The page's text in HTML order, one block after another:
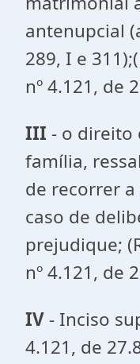
antenupcial
289, I e
nº 4.121, de
III - o direito
família,
de recorrer
caso de
prejudique;
nº 4.121, de
IV - Inciso
4.121, de